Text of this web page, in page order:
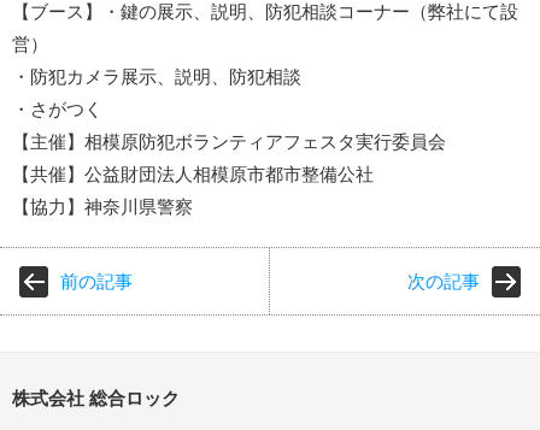
【ブース】・鍵の展示、説明、防犯相談コーナー（弊社にて設
営）
・防犯カメラ展示、説明、防犯相談
・さがつく
【主催】相模原防犯ボランティアフェスタ実行委員会
【共催】公益財団法人相模原市都市整備公社
【協力】神奈川県警察
前の記事 次の記事
株式会社 総合ロック